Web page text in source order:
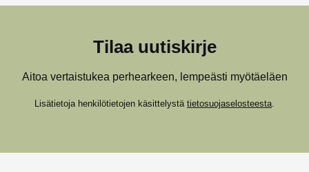
Tilaa uutiskirje
Aitoa vertaistukea perhearkeen, lempeästi myötäeläen
Lisätietoja henkilötietojen käsittelystä tietosuojaselosteesta.